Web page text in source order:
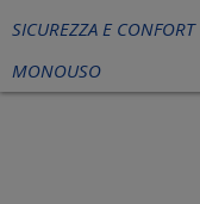
SICUREZZA E CONFORT
MONOUSO